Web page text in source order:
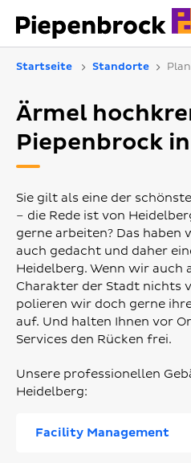
Startseite Standorte
Ärmel
Piepenbrock
Sie gilt als eine der
– die Rede ist von
gerne arbeiten? Das haben
auch gedacht und daher
Heidelberg. Wenn wir auch
Charakter der Stadt nichts
polieren wir doch gerne
auf. Und halten Ihnen vor
Services den Rücken frei.
Unsere professionellen
Heidelberg:
Facility Management